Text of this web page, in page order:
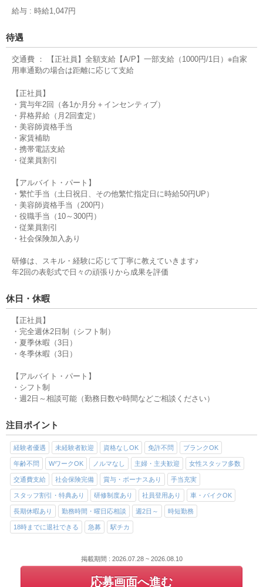
給与 : 時給1,047円
待遇
交通費 ： 【正社員】全額支給【A/P】一部支給（1000円/1日）※自家
用車通勤の場合は距離に応じて支給
【正社員】
・賞与年2回（各1か月分＋インセンティブ）
・昇格昇給（月2回査定）
・美容師資格手当
・家賃補助
・携帯電話支給
・従業員割引
【アルバイト・パート】
・繁忙手当（土日祝日、その他繁忙指定日に時給50円UP）
・美容師資格手当（200円）
・役職手当（10～300円）
・従業員割引
・社会保険加入あり
研修は、スキル・経験に応じて丁寧に教えていきます♪
年2回の表彰式で日々の頑張りから成果を評価
休日・休暇
【正社員】
・完全週休2日制（シフト制）
・夏季休暇（3日）
・冬季休暇（3日）
【アルバイト・パート】
・シフト制
・週2日～相談可能（勤務日数や時間などご相談ください）
注目ポイント
経験者優遇 未経験者歓迎 資格なしOK 免許不問 ブランクOK
年齢不問 WワークOK ノルマなし 主婦・主夫歓迎 女性スタッフ多数
交通費支給 社会保険完備 賞与・ボーナスあり 手当充実
スタッフ割引・特典あり 研修制度あり 社員登用あり 車・バイクOK
長期休暇あり 勤務時間・曜日応相談 週2日～ 時短勤務
18時までに退社できる 急募 駅チカ
掲載期間 : 2026.07.28 ~ 2026.08.10
応募画面へ進む